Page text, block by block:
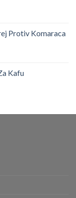
Protiv Komaraca
Kafu